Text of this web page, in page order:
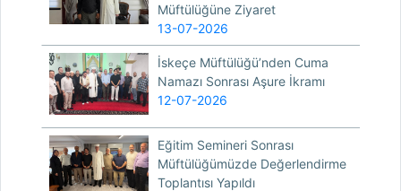
Müftülüğüne Ziyaret
13-07-2026
İskeçe Müftülüğü’nden Cuma
Namazı Sonrası Aşure İkramı
12-07-2026
Eğitim Semineri Sonrası
Müftülüğümüzde Değerlendirme
Toplantısı Yapıldı